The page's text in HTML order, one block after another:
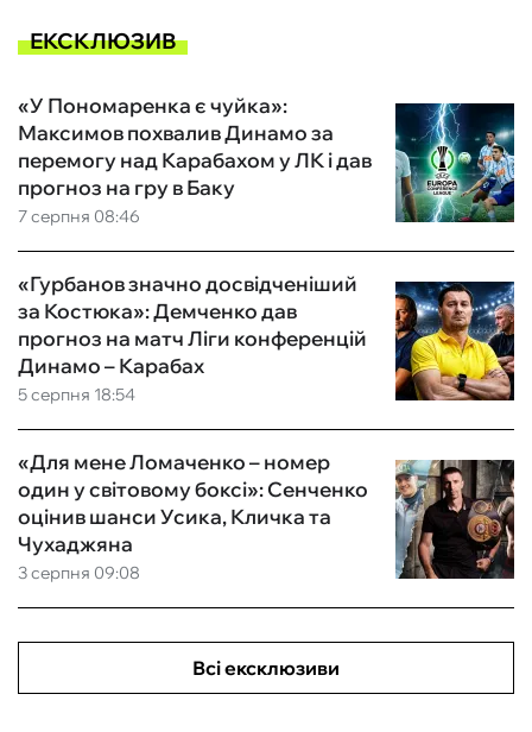
ЕКСКЛЮЗИВ
7 серпня 08:46
«У Пономаренка є чуйка»:
Максимов похвалив Динамо за
перемогу над Карабахом у ЛК і дав
прогноз на гру в Баку
5 серпня 18:54
«Гурбанов значно досвідченіший
за Костюка»: Демченко дав
прогноз на матч Ліги конференцій
Динамо – Карабах
3 серпня 09:08
«Для мене Ломаченко – номер
один у світовому боксі»: Сенченко
оцінив шанси Усика, Кличка та
Чухаджяна
Всі ексклюзиви